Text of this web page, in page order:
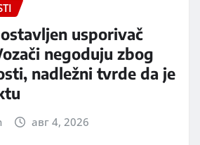
usporivač
negoduju zbog
nadležni tvrde da je
авг 4, 2026